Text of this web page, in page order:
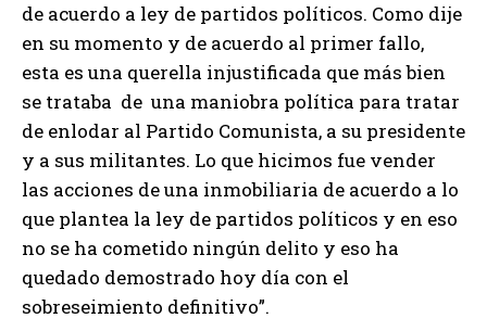
de acuerdo a ley de partidos políticos. Como dije
en su momento y de acuerdo al primer fallo,
esta es una querella injustificada que más bien
se trataba de una maniobra política para tratar
de enlodar al Partido Comunista, a su presidente
y a sus militantes. Lo que hicimos fue vender
las acciones de una inmobiliaria de acuerdo a lo
que plantea la ley de partidos políticos y en eso
no se ha cometido ningún delito y eso ha
quedado demostrado hoy día con el
sobreseimiento definitivo”.